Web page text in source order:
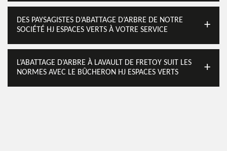
DES PAYSAGISTES D’ABATTAGE D’ARBRE DE NOTRE
SOCIÉTÉ HJ ESPACES VERTS À VOTRE SERVICE
L’ABATTAGE D’ARBRE À LAVAULT DE FRETOY SUIT LES
NORMES AVEC LE BÛCHERON HJ ESPACES VERTS